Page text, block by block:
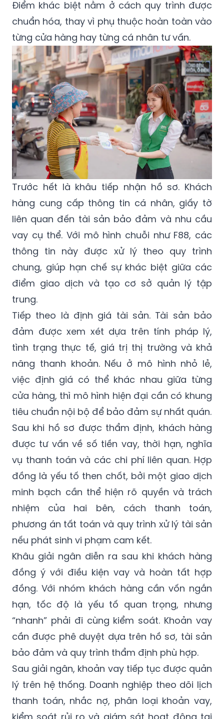
Điểm khác biệt nằm ở cách quy trình được
chuẩn hóa, thay vì phụ thuộc hoàn toàn vào
từng cửa hàng hay từng cá nhân tư vấn.
Trước hết là khâu tiếp nhận hồ sơ. Khách
hàng cung cấp thông tin cá nhân, giấy tờ
liên quan đến tài sản bảo đảm và nhu cầu
vay cụ thể. Với mô hình chuỗi như F88, các
thông tin này được xử lý theo quy trình
chung, giúp hạn chế sự khác biệt giữa các
điểm giao dịch và tạo cơ sở quản lý tập
trung.
Tiếp theo là định giá tài sản. Tài sản bảo
đảm được xem xét dựa trên tính pháp lý,
tình trạng thực tế, giá trị thị trường và khả
năng thanh khoản. Nếu ở mô hình nhỏ lẻ,
việc định giá có thể khác nhau giữa từng
cửa hàng, thì mô hình hiện đại cần có khung
tiêu chuẩn nội bộ để bảo đảm sự nhất quán.
Sau khi hồ sơ được thẩm định, khách hàng
được tư vấn về số tiền vay, thời hạn, nghĩa
vụ thanh toán và các chi phí liên quan. Hợp
đồng là yếu tố then chốt, bởi một giao dịch
minh bạch cần thể hiện rõ quyền và trách
nhiệm của hai bên, cách thanh toán,
phương án tất toán và quy trình xử lý tài sản
nếu phát sinh vi phạm cam kết.
Khâu giải ngân diễn ra sau khi khách hàng
đồng ý với điều kiện vay và hoàn tất hợp
đồng. Với nhóm khách hàng cần vốn ngắn
hạn, tốc độ là yếu tố quan trọng, nhưng
“nhanh” phải đi cùng kiểm soát. Khoản vay
cần được phê duyệt dựa trên hồ sơ, tài sản
bảo đảm và quy trình thẩm định phù hợp.
Sau giải ngân, khoản vay tiếp tục được quản
lý trên hệ thống. Doanh nghiệp theo dõi lịch
thanh toán, nhắc nợ, phân loại khoản vay,